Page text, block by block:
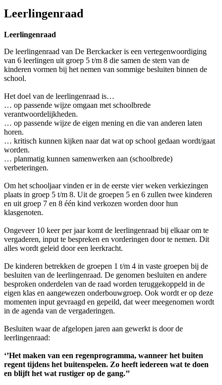
Leerlingenraad
Leerlingenraad
De leerlingenraad van De Berckacker is een vertegenwoordiging
van 6 leerlingen uit groep 5 t/m 8 die samen de stem van de
kinderen vormen bij het nemen van sommige besluiten binnen de
school.
Het doel van de leerlingenraad is…
… op passende wijze omgaan met schoolbrede
verantwoordelijkheden.
… op passende wijze de eigen mening en die van anderen laten
horen.
… kritisch kunnen kijken naar dat wat op school gedaan wordt/gaat
worden.
… planmatig kunnen samenwerken aan (schoolbrede)
verbeteringen.
Om het schooljaar vinden er in de eerste vier weken verkiezingen
plaats in groep 5 t/m 8. Uit de groepen 5 en 6 zullen twee kinderen
en uit groep 7 en 8 één kind verkozen worden door hun
klasgenoten.
Ongeveer 10 keer per jaar komt de leerlingenraad bij elkaar om te
vergaderen, input te bespreken en vorderingen door te nemen. Dit
alles wordt geleid door een leerkracht.
De kinderen betrekken de groepen 1 t/m 4 in vaste groepen bij de
besluiten van de leerlingenraad. De genomen besluiten en andere
besproken onderdelen van de raad worden teruggekoppeld in de
eigen klas en aangewezen onderbouwgroep. Ook wordt er op deze
momenten input gevraagd en gepeild, dat weer meegenomen wordt
in de agenda van de vergaderingen.
Besluiten waar de afgelopen jaren aan gewerkt is door de
leerlingenraad:
‘’Het maken van een regenprogramma, wanneer het buiten
regent tijdens het buitenspelen. Zo heeft iedereen wat te doen
en blijft het wat rustiger op de gang.’’